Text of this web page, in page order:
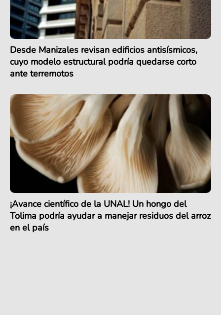
Desde Manizales revisan edificios antisísmicos,
cuyo modelo estructural podría quedarse corto
ante terremotos
¡Avance científico de la UNAL! Un hongo del
Tolima podría ayudar a manejar residuos del arroz
en el país